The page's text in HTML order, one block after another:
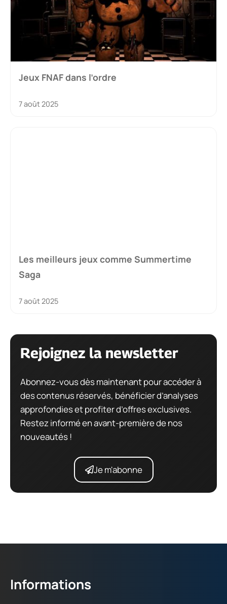
Jeux FNAF dans l’ordre
7 août 2025
Les meilleurs jeux comme Summertime
Saga
7 août 2025
Rejoignez la newsletter
Abonnez-vous dès maintenant pour accéder à
des contenus réservés, bénéficier d’analyses
approfondies et profiter d’offres exclusives.
Restez informé en avant-première de nos
nouveautés !
Je m'abonne
Informations